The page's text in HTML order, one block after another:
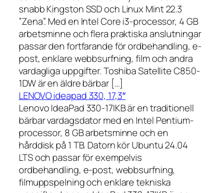
snabb Kingston SSD och Linux Mint 22.3
”Zena”. Med en Intel Core i3-processor, 4 GB
arbetsminne och flera praktiska anslutningar
passar den fortfarande för ordbehandling, e-
post, enklare webbsurfning, film och andra
vardagliga uppgifter. Toshiba Satellite C850-
1DW är en äldre bärbar […]
LENOVO ideapad 330, 17,3″
Lenovo IdeaPad 330-17IKB är en traditionell
bärbar vardagsdator med en Intel Pentium-
processor, 8 GB arbetsminne och en
hårddisk på 1 TB. Datorn kör Ubuntu 24.04
LTS och passar för exempelvis
ordbehandling, e-post, webbsurfning,
filmuppspelning och enklare tekniska